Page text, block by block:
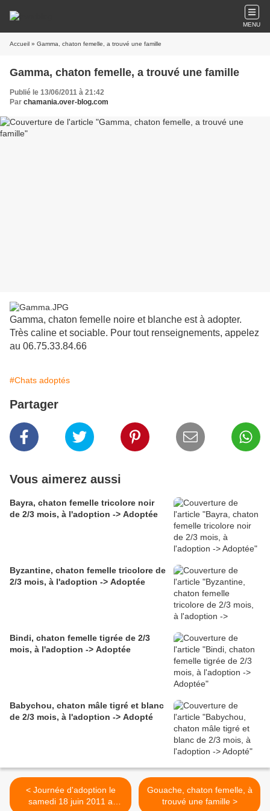
MENU
Accueil » Gamma, chaton femelle, a trouvé une famille
Gamma, chaton femelle, a trouvé une famille
Publié le 13/06/2011 à 21:42
Par chamania.over-blog.com
Gamma, chaton femelle noire et blanche est à adopter.
Très caline et sociable. Pour tout renseignements, appelez
au 06.75.33.84.66
#Chats adoptés
Partager
Vous aimerez aussi
Bayra, chaton femelle tricolore noir
de 2/3 mois, à l'adoption -> Adoptée
Byzantine, chaton femelle tricolore de
2/3 mois, à l'adoption -> Adoptée
Bindi, chaton femelle tigrée de 2/3
mois, à l'adoption -> Adoptée
Babychou, chaton mâle tigré et blanc
de 2/3 mois, à l'adoption -> Adopté
< Journée d'adoption le
samedi 18 juin 2011 a
Gouache, chaton femelle, à
trouvé une famille >